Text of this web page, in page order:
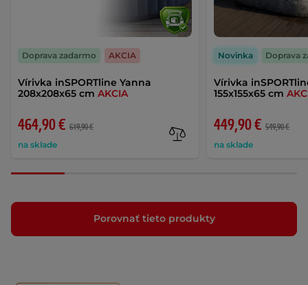
Vírivka inSPORTline Yanna
208x208x65 cm AKCIA
464,90 € 619,90 €
na sklade
Doprava zadarmo AKCIA
Vírivka
155x155x65 cm
449,90 € 549,90 €
na sklade
Novinka Doprava
Porovnať tieto produkty